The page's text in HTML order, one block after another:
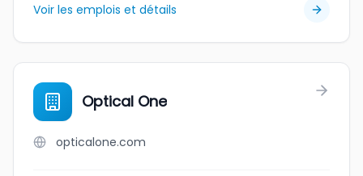
Voir les emplois et détails
Optical One
opticalone.com